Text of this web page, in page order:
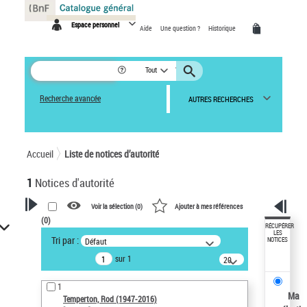
Espace personnel Aide Une question ? Historique
Tout
Recherche avancée AUTRES RECHERCHES
Accueil Liste de notices d’autorité
1 Notices d'autorité
VOTRE RECHERCHE
Recherche avancée dans les
notices d’autorité
Œuvres liées à l'auteur :
Temperton, Rod (1947-2016)
Voir la sélection (0) Ajouter à mes références
(0)
Tri par : Défaut
sur 1
20
résultats/page
1
Temperton, Rod (1947-2016)
RÉCUPÉRER
LES
NOTICES
Ma
Panneau de gestion des cookies